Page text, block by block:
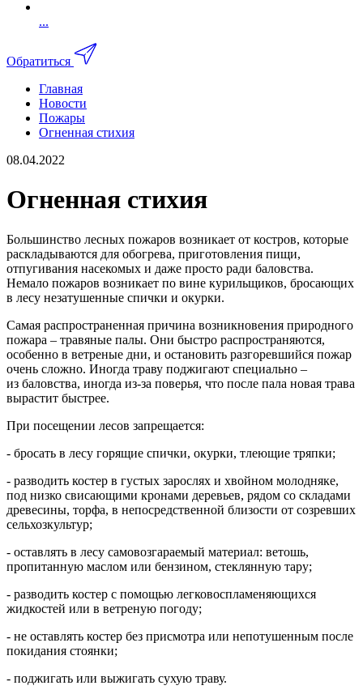
...
Обратиться
Главная
Новости
Пожары
Огненная стихия
08.04.2022
Огненная стихия
Большинство лесных пожаров возникает от костров, которые
раскладываются для обогрева, приготовления пищи,
отпугивания насекомых и даже просто ради баловства.
Немало пожаров возникает по вине курильщиков, бросающих
в лесу незатушенные спички и окурки.
Самая распространенная причина возникновения природного
пожара – травяные палы. Они быстро распространяются,
особенно в ветреные дни, и остановить разгоревшийся пожар
очень сложно. Иногда траву поджигают специально –
из баловства, иногда из-за поверья, что после пала новая трава
вырастит быстрее.
При посещении лесов запрещается:
- бросать в лесу горящие спички, окурки, тлеющие тряпки;
- разводить костер в густых зарослях и хвойном молодняке,
под низко свисающими кронами деревьев, рядом со складами
древесины, торфа, в непосредственной близости от созревших
сельхозкультур;
- оставлять в лесу самовозгараемый материал: ветошь,
пропитанную маслом или бензином, стеклянную тару;
- разводить костер с помощью легковоспламеняющихся
жидкостей или в ветреную погоду;
- не оставлять костер без присмотра или непотушенным после
покидания стоянки;
- поджигать или выжигать сухую траву.